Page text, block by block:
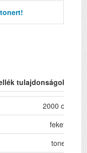
tulajdonságok
2000 oldal
fekete
toner